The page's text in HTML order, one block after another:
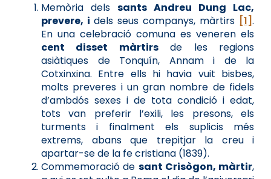
Memòria dels sants Andreu Dung Lac,
prevere, i dels seus companys, màrtirs [1].
En una celebració comuna es veneren els
cent disset màrtirsde les regions
asiàtiques de Tonquín, Annam i de la
Cotxinxina. Entre ells hi havia vuit bisbes,
molts preveres i un gran nombre de fidels
d’ambdós sexes i de tota condició i edat,
tots van preferir l’exili, les presons, els
turments i finalment els suplicis més
extrems, abans que trepitjar la creu i
apartar-se de la fe cristiana (1839).
Commemoració de sant Crisògon, màrtir,